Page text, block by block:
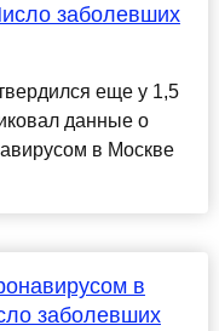
заболевших
еще у 1,5
данные о
в Москве
в
заболевших